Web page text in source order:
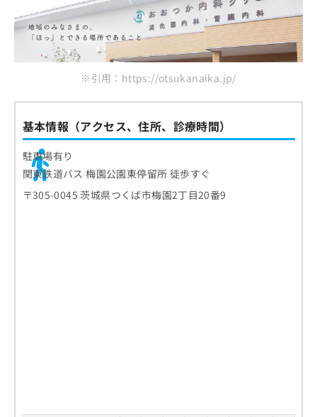
※引用：https://otsukanaika.jp/
基本情報（アクセス、住所、診療時間）
駐車場有り
関東鉄道バス 梅園公園東停留所 徒歩すぐ
〒305-0045 茨城県つくば市梅園2丁目20番9